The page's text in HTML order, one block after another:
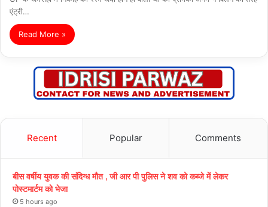
एंट्री…
Read More »
Recent Popular Comments
बीस वर्षीय युवक की संदिग्ध मौत , जी आर पी पुलिस ने शव को कब्जे में लेकर
पोस्टमार्टम को भेजा
5 hours ago